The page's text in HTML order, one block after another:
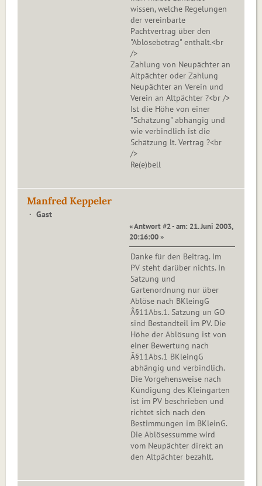
wissen, welche Regelungen
der vereinbarte
Pachtvertrag über den
"Ablösebetrag" enthält.<br
/>
Zahlung von Neupächter an
Altpächter oder Zahlung
Neupächter an Verein und
Verein an Altpächter ?<br />
Ist die Höhe von einer
"Schätzung" abhängig und
wie verbindlich ist die
Schätzung lt. Vertrag ?<br
/>
Re(e)bell
Manfred Keppeler
Gast
« Antwort #2 - am: 21. Juni 2003,
20:16:00 »
Danke für den Beitrag. Im
PV steht darüber nichts. In
Satzung und
Gartenordnung nur über
Ablöse nach BKleingG
Â§11Abs.1. Satzung un GO
sind Bestandteil im PV. Die
Höhe der Ablösung ist von
einer Bewertung nach
Â§11Abs.1 BKleingG
abhängig und verbindlich.
Die Vorgehensweise nach
Kündigung des Kleingarten
ist im PV beschrieben und
richtet sich nach den
Bestimmungen im BKleinG.
Die Ablösessumme wird
vom Neupächter direkt an
den Altpächter bezahlt.